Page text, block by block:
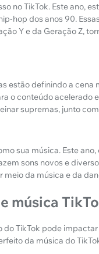
no TikTok. Este ano,
hop dos anos 90.
Y e da Geração Z,
estão definindo a cena
o conteúdo acelerado
supremas, junto
sua música. Este
sons novos e
meio da música e da
música
do TikTok pode
da música do